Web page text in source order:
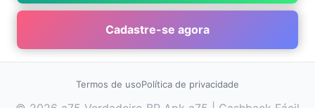
Cadastre-se agora
Termos de usoPolítica de privacidade